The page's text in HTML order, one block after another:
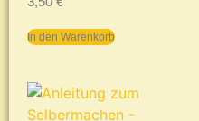
In den Warenkorb